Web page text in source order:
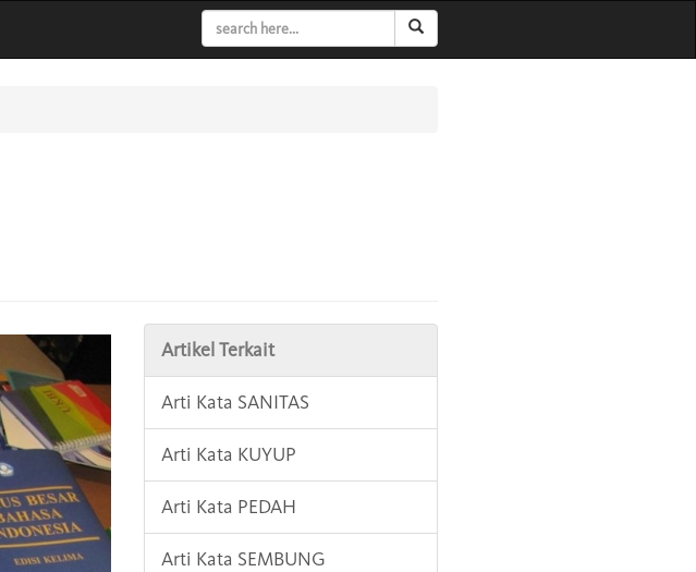
Artikel Terkait
Arti Kata SANITAS
Arti Kata KUYUP
Arti Kata PEDAH
Arti Kata SEMBUNG